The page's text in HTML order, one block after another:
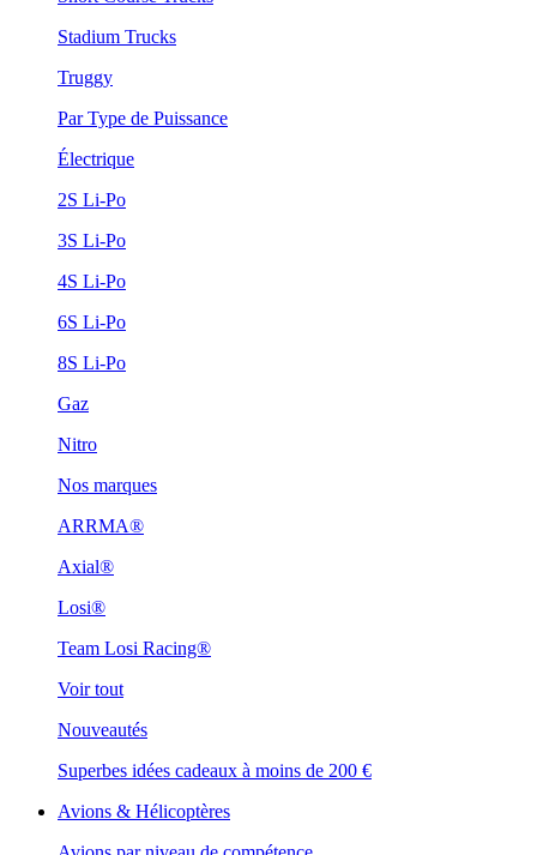
Stadium Trucks
Truggy
Par Type de Puissance
Électrique
2S Li-Po
3S Li-Po
4S Li-Po
6S Li-Po
8S Li-Po
Gaz
Nitro
Nos marques
ARRMA®
Axial®
Losi®
Team Losi Racing®
Voir tout
Nouveautés
Superbes idées cadeaux à moins de 200 €
Avions & Hélicoptères